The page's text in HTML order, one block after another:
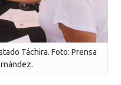
Táchira. Foto: Prensa